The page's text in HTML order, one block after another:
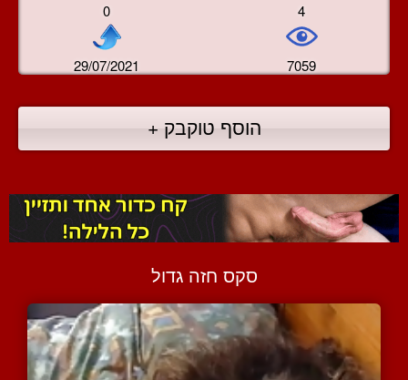
0 4
29/07/2021 7059
הוסף טוקבק +
סקס חזה גדול